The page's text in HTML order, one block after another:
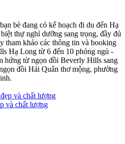
bè đang có kế hoạch đi du đến Hạ
thự nghỉ dưỡng sang trọng, đầy đủ
tham khảo các thông tin và booking
Hạ Long từ 6 đến 10 phỏng ngủ -
hứng từ ngọn đồi Beverly Hills sang
đồi Hải Quân thơ mộng, phường
và chất lượng